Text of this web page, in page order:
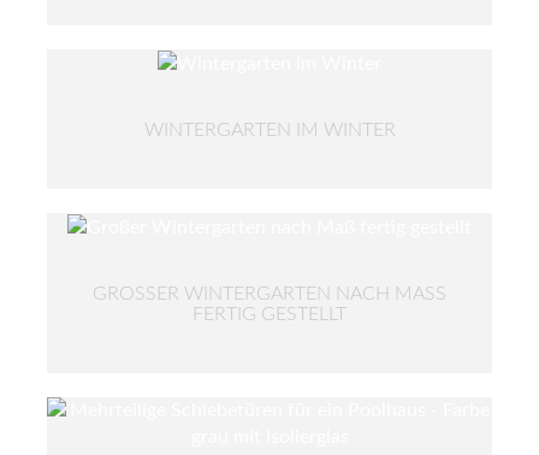
WINTERGARTEN IM WINTER
GROSSER WINTERGARTEN NACH MASS FE
RTIG GESTELLT